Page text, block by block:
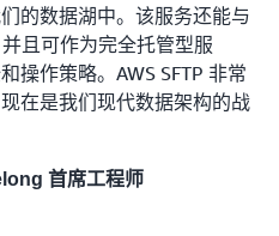
的数据湖中。该服务还能与
且可作为完全托管型服
操作策略。AWS SFTP 非常
在是我们现代数据架构的战
首席工程师